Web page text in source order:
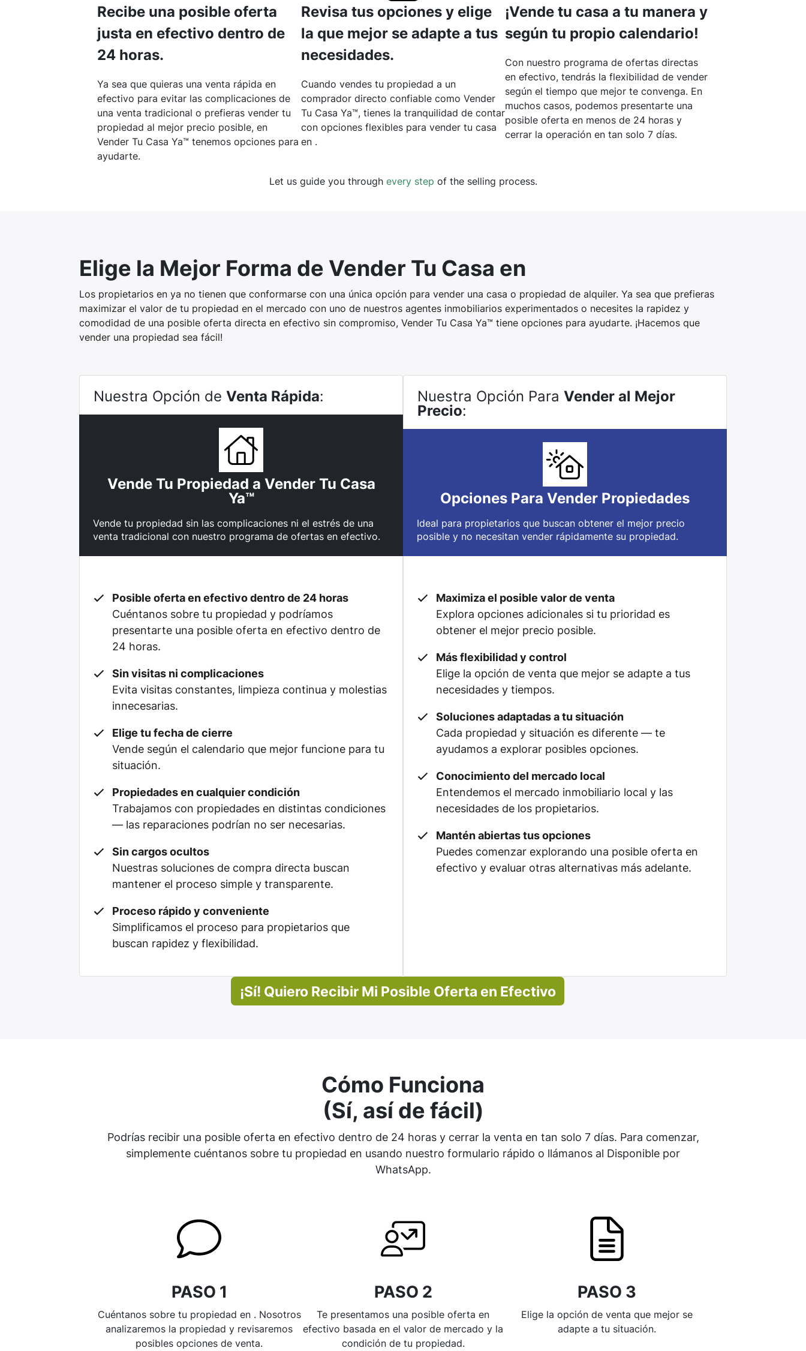
Recibe una posible oferta
justa en efectivo dentro de
24 horas.
Ya sea que quieras una venta rápida en
efectivo para evitar las complicaciones de
una venta tradicional o prefieras vender tu
propiedad al mejor precio posible, en
Vender Tu Casa Ya™ tenemos opciones para
ayudarte.
Revisa tus opciones y elige
la que mejor se adapte a tus
necesidades.
Cuando vendes tu propiedad a un
comprador directo confiable como Vender
Tu Casa Ya™, tienes la tranquilidad de contar
con opciones flexibles para vender tu casa
en .
¡Vende tu casa a tu manera y
según tu propio calendario!
Con nuestro programa de ofertas directas
en efectivo, tendrás la flexibilidad de vender
según el tiempo que mejor te convenga. En
muchos casos, podemos presentarte una
posible oferta en menos de 24 horas y
cerrar la operación en tan solo 7 días.
Let us guide you through every step of the selling process.
Elige la Mejor Forma de Vender Tu Casa en
Los propietarios en ya no tienen que conformarse con una única opción para vender una casa o propiedad de alquiler. Ya sea que prefieras
maximizar el valor de tu propiedad en el mercado con uno de nuestros agentes inmobiliarios experimentados o necesites la rapidez y
comodidad de una posible oferta directa en efectivo sin compromiso, Vender Tu Casa Ya™ tiene opciones para ayudarte. ¡Hacemos que
vender una propiedad sea fácil!
Nuestra Opción de Venta Rápida:
Vende Tu Propiedad a Vender Tu Casa
Ya™
Vende tu propiedad sin las complicaciones ni el estrés de una
venta tradicional con nuestro programa de ofertas en efectivo.
Posible oferta en efectivo dentro de 24 horas
Cuéntanos sobre tu propiedad y podríamos
presentarte una posible oferta en efectivo dentro de
24 horas.
Sin visitas ni complicaciones
Evita visitas constantes, limpieza continua y molestias
innecesarias.
Elige tu fecha de cierre
Vende según el calendario que mejor funcione para tu
situación.
Propiedades en cualquier condición
Trabajamos con propiedades en distintas condiciones
— las reparaciones podrían no ser necesarias.
Sin cargos ocultos
Nuestras soluciones de compra directa buscan
mantener el proceso simple y transparente.
Proceso rápido y conveniente
Simplificamos el proceso para propietarios que
buscan rapidez y flexibilidad.
Nuestra Opción Para Vender al Mejor
Precio:
Opciones Para Vender Propiedades
Ideal para propietarios que buscan obtener el mejor precio
posible y no necesitan vender rápidamente su propiedad.
Maximiza el posible valor de venta
Explora opciones adicionales si tu prioridad es
obtener el mejor precio posible.
Más flexibilidad y control
Elige la opción de venta que mejor se adapte a tus
necesidades y tiempos.
Soluciones adaptadas a tu situación
Cada propiedad y situación es diferente — te
ayudamos a explorar posibles opciones.
Conocimiento del mercado local
Entendemos el mercado inmobiliario local y las
necesidades de los propietarios.
Mantén abiertas tus opciones
Puedes comenzar explorando una posible oferta en
efectivo y evaluar otras alternativas más adelante.
¡Sí! Quiero Recibir Mi Posible Oferta en Efectivo
Cómo Funciona
(Sí, así de fácil)
Podrías recibir una posible oferta en efectivo dentro de 24 horas y cerrar la venta en tan solo 7 días. Para comenzar,
simplemente cuéntanos sobre tu propiedad en usando nuestro formulario rápido o llámanos al Disponible por
WhatsApp.
PASO 1
Cuéntanos sobre tu propiedad en . Nosotros
analizaremos la propiedad y revisaremos
posibles opciones de venta.
PASO 2
Te presentamos una posible oferta en
efectivo basada en el valor de mercado y la
condición de tu propiedad.
PASO 3
Elige la opción de venta que mejor se
adapte a tu situación.